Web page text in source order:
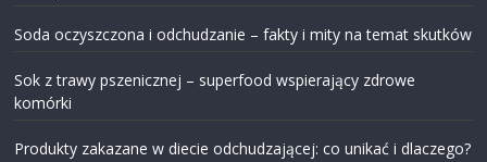
Soda oczyszczona i odchudzanie – fakty i mity na temat skutków
Sok z trawy pszenicznej – superfood wspierający zdrowe
komórki
Produkty zakazane w diecie odchudzającej: co unikać i dlaczego?